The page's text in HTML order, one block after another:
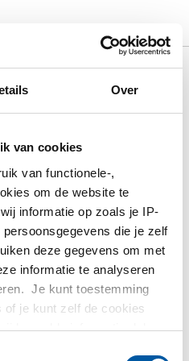
Over
van cookies
van functionele-,
om de website te
informatie op zoals je IP-
die je zelf
deze gegevens om met
informatie te analyseren
Je kunt toestemming
je kunt zelf de cookies
bepaalde informatie delen.
EN
profiel 15 Mu
Prijzen per Euro per: 0
30x30x2 a 6 mtr 15 Mu